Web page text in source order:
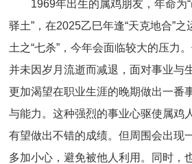
1969年出生的属鸡朋友，年命为“
驿土”，在2025乙巳年逢“天克地合”
土之“七杀”，今年会面临较大的压力
并未因岁月流逝而减退，面对事业与
更加渴望在职业生涯的晚期做出一番
与能力。这种强烈的事业心驱使属鸡
有望做出不错的成绩。但周围会出现
多加小心，避免被他人利用。同时，